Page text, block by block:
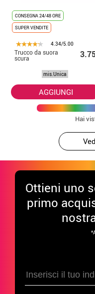
CONSEGNA 24/48 ORE
SUPER VENDITE
4.34/5.00
Trucco da suora
scura
mis.Unica
AGGIUNGI
Hai
Ottieni uno
primo